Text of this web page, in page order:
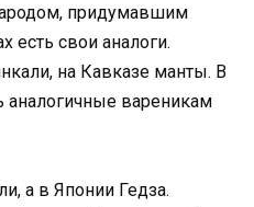
придумавшим
есть свои аналоги.
на Кавказе манты. В
аналогичные вареникам
а в Японии Гедза.